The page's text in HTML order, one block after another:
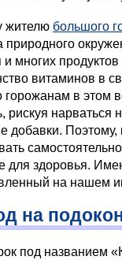
жителю большого
природного
и многих
витаминов в
горожанам в этом
рискуя
добавки.
для здоровья.
на нашем
на
под названием